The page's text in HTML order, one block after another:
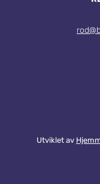
Utviklet av